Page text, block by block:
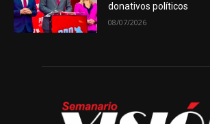
donativos políticos
08/07/2026